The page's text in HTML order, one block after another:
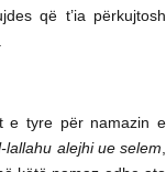
që t’ia përkujtosh
e tyre për namazin e
lallahu alejhi ue selem